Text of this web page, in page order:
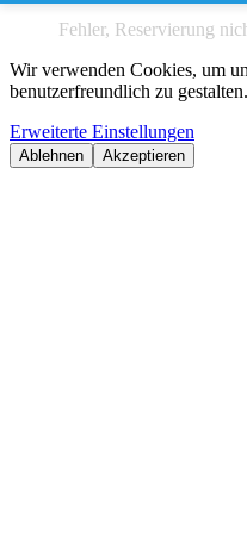
Fehler, Reservierung
Wir verwenden Cookies, um
benutzerfreundlich zu gestalten.
Erweiterte Einstellungen
Ablehnen Akzeptieren